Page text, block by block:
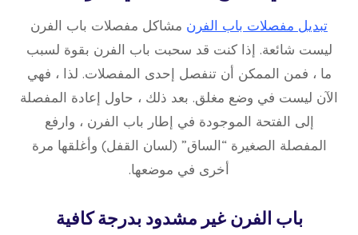
تبديل مفصلات باب الفرن مشاكل مفصلات باب الفرن
ليست شائعة. إذا كنت قد سحبت باب الفرن بقوة لسبب
ما ، فمن الممكن أن تنفصل إحدى المفصلات. لذا ، فهي
الآن ليست في وضع مغلق. بعد ذلك ، حاول إعادة المفصلة
إلى الفتحة الموجودة في إطار باب الفرن ، وارفع
المفصلة الصغيرة “الساق” (لسان القفل) وأغلقها مرة
أخرى في موضعها.
باب الفرن غير مشدود بدرجة كافية